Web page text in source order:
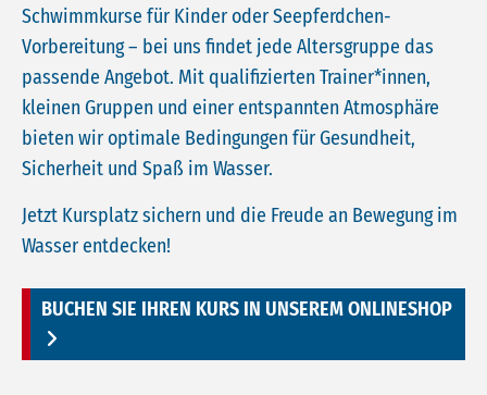
Schwimmkurse für Kinder oder Seepferdchen-
Vorbereitung – bei uns findet jede Altersgruppe das
passende Angebot. Mit qualifizierten Trainer*innen,
kleinen Gruppen und einer entspannten Atmosphäre
bieten wir optimale Bedingungen für Gesundheit,
Sicherheit und Spaß im Wasser.
Jetzt Kursplatz sichern und die Freude an Bewegung im
Wasser entdecken!
BUCHEN SIE IHREN KURS IN UNSEREM ONLINESHOP